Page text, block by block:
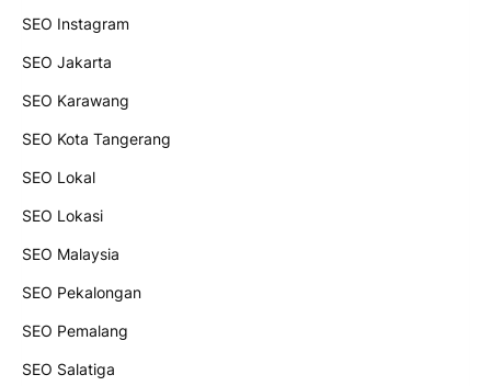
SEO Instagram
SEO Jakarta
SEO Karawang
SEO Kota Tangerang
SEO Lokal
SEO Lokasi
SEO Malaysia
SEO Pekalongan
SEO Pemalang
SEO Salatiga